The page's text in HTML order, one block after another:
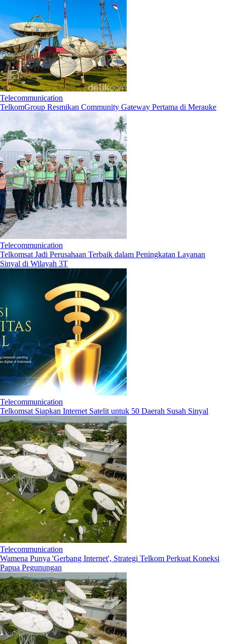
Telecommunication
TelkomGroup Resmikan Community Gateway Pertama di Merauke
Telecommunication
Telkomsat Jadi Perusahaan Terbaik dalam Peningkatan Layanan
Sinyal di Wilayah 3T
Telecommunication
Telkomsat Siapkan Internet Satelit untuk 50 Daerah Susah Sinyal
Telecommunication
Wamena Punya 'Gerbang Internet', Strategi Telkom Perkuat Koneksi
Papua Pegunungan